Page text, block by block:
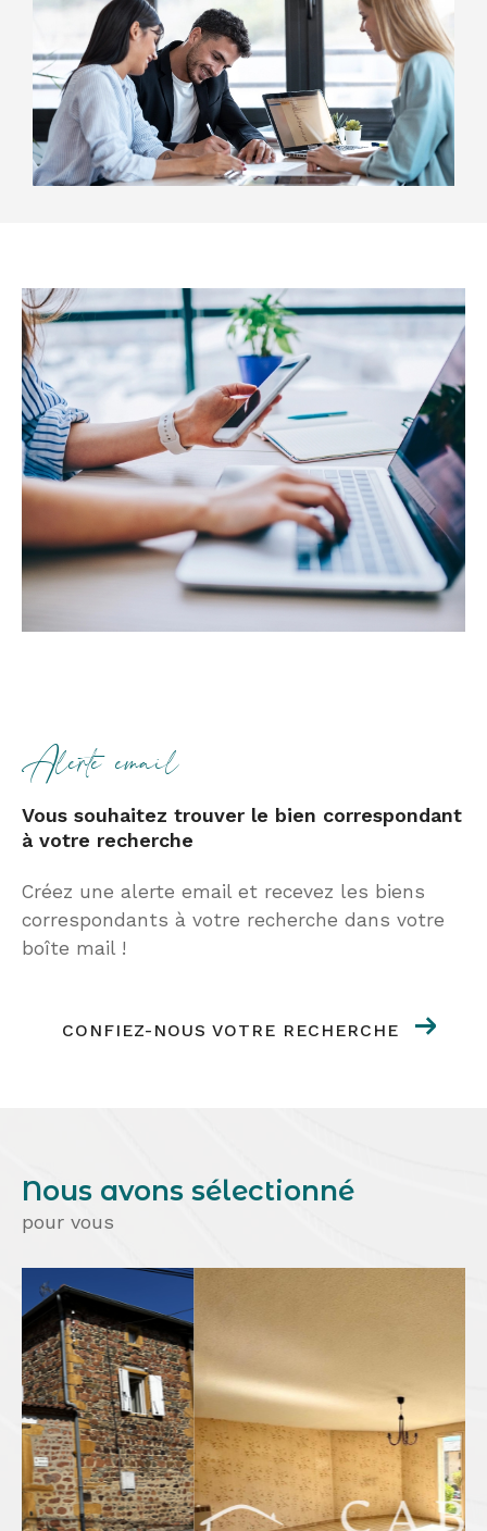
alerte email
Vous souhaitez trouver le bien correspondant
à votre recherche
Créez une alerte email et recevez les biens
correspondants à votre recherche dans votre
boîte mail !
CONFIEZ-NOUS VOTRE RECHERCHE
Nous avons sélectionné
pour vous